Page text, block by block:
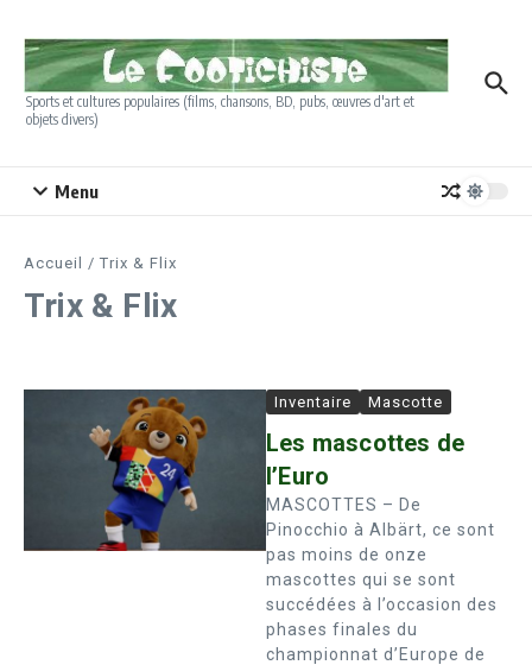
Sports et cultures populaires (films, chansons, BD, pubs, œuvres d'art et
objets divers)
Menu
Accueil / Trix & Flix
Trix & Flix
Inventaire Mascotte
Les mascottes de
l’Euro
MASCOTTES – De
Pinocchio à Albärt, ce sont
pas moins de onze
mascottes qui se sont
succédées à l’occasion des
phases finales du
championnat d’Europe de